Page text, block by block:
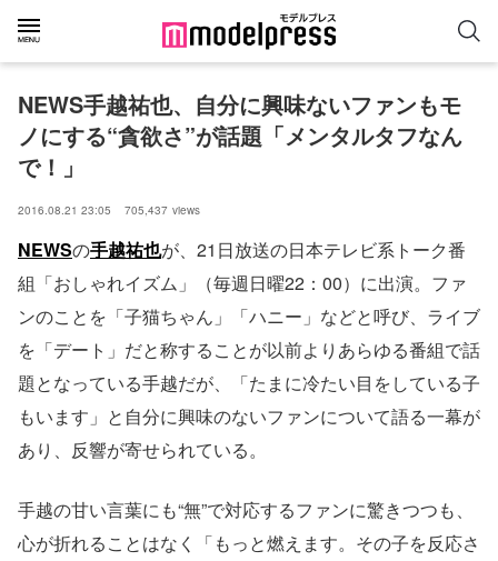
NEWS手越祐也、自分に興味ないファンもモ
ノにする“貪欲さ”が話題「メンタルタフなん
で！」
2016.08.21 23:05 705,437 views
NEWSの手越祐也が、21日放送の日本テレビ系トーク番
組「おしゃれイズム」（毎週日曜22：00）に出演。ファ
ンのことを「子猫ちゃん」「ハニー」などと呼び、ライブ
を「デート」だと称することが以前よりあらゆる番組で話
題となっている手越だが、「たまに冷たい目をしている子
もいます」と自分に興味のないファンについて語る一幕が
あり、反響が寄せられている。
手越の甘い言葉にも“無”で対応するファンに驚きつつも、
心が折れることはなく「もっと燃えます。その子を反応さ